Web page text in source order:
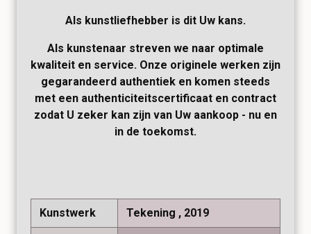
Als kunstliefhebber is dit Uw kans.
Als kunstenaar streven we naar optimale
kwaliteit en service. Onze originele werken zijn
gegarandeerd authentiek en komen steeds
met een authenticiteitscertificaat en contract
zodat U zeker kan zijn van Uw aankoop - nu en
in de toekomst.
Kunstwerk Tekening , 2019